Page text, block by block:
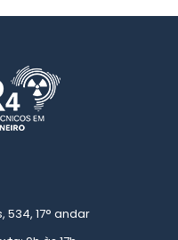
534, 17° andar